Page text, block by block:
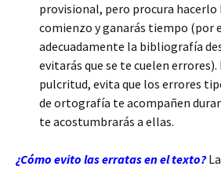
provisional, pero procura hacerlo
comienzo y ganarás tiempo (por
adecuadamente la bibliografía
evitarás que se te cuelen
pulcritud, evita que los errores
de ortografía te acompañen
te acostumbrarás a ellas.
¿Cómo evito las erratas en el texto?